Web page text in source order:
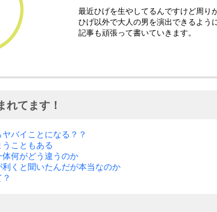
最近ひげを生やしてるんですけど周り
ひげ以外で大人の男を演出できるよう
記事も頑張って書いていきます。
れてます！
バイことになる？？
こともある
何がどう違うのか
くと聞いたんだが本当なのか